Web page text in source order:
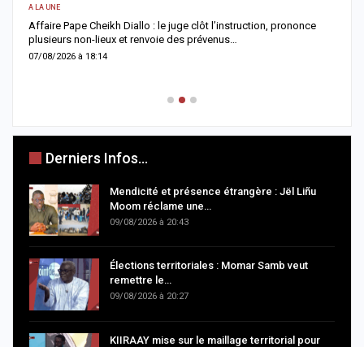
A LA UNE
Affaire Pape Cheikh Diallo : le juge clôt l’instruction, prononce
plusieurs non-lieux et renvoie des prévenus…
07/08/2026 à 18:14
Derniers Infos...
Mendicité et présence étrangère : Jël Liñu
Moom réclame une…
09/08/2026 à 20:43
Élections territoriales : Momar Samb veut
remettre le…
09/08/2026 à 20:27
KIIRAAY mise sur le maillage territorial pour